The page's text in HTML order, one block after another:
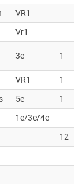
VR1
Vr1
3e 1
VR1 1
5e 1
1e/3e/4e
12